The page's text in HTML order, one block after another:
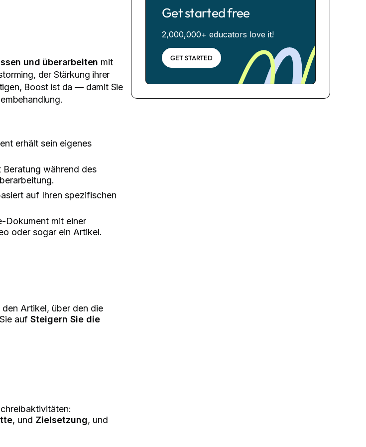
und überarbeiten mit
der Stärkung ihrer
Boost ist da — damit Sie
erhält sein eigenes
während des
auf Ihren spezifischen
Dokument mit einer
oder sogar ein Artikel.
Artikel, über den die
auf Steigern Sie die
, und Zielsetzung, und
Get started free
2,000,000+ educators love it!
GET STARTED